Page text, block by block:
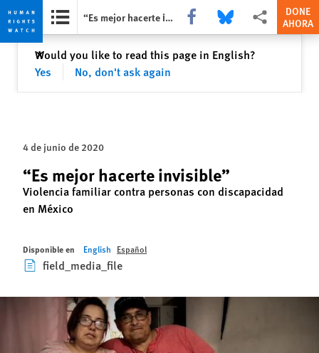
Skip
privacy
Skip
content
“Es mejor hacerte invisible” Share this via Facebook
Share this via Bluesky
Share this via
DONE
AHORA
Would you like to read this page in English?
Yes
No, don't ask again
✕Cerrar
4 de junio de 2020
“Es mejor hacerte invisible”
Violencia familiar contra personas con discapacidad
en México
Disponible en English Español
field_media_file